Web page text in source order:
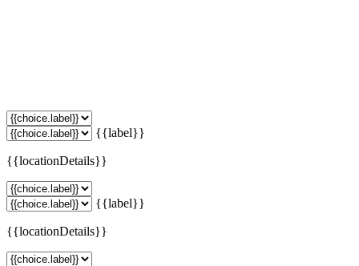
{{label}}
{{locationDetails}}
{{label}}
{{locationDetails}}